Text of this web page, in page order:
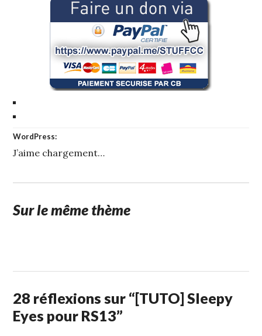
WordPress:
J’aime chargement…
Sur le même thème
2012
28 réflexions sur “[TUTO] Sleepy
Eyes pour RS13”